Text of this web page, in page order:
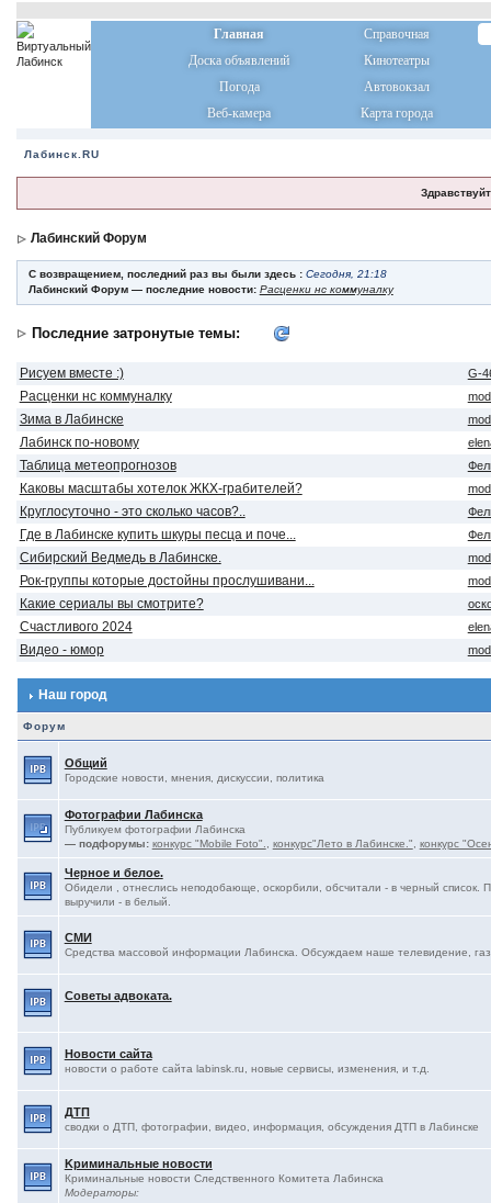
Главная
Справочная
Доска объявлений
Кинотеатры
Погода
Автовокзал
Веб-камера
Карта города
Лабинск.RU
Лабинский Форум
С возвращением, последний раз вы были здесь : Сегодня, 21:18
Лабинский Форум — последние новости: Расценки нс коммуналку
Последние затронутые темы:
Рисуем вместе :) G-
Расценки нс коммуналку
Зима в Лабинске
Лабинск по-новому
Таблица метеопрогнозов
Каковы масштабы хотелок ЖКХ-грабителей?
Круглосуточно - это сколько часов?..
Где в Лабинске купить шкуры песца и поче...
Сибирский Ведмедь в Лабинске.
Рок-группы которые достойны прослушивани...
Какие сериалы вы смотрите?
Счастливого 2024
Видео - юмор
Наш город
Форум
Общий
Городские новости, мнения, дискуссии, политика
Фотографии Лабинска
Публикуем фотографии Лабинска
— подфорумы: конкурс "Mobile Foto". конкурс"Лето в Лабинске." конкурс
Черное и белое.
Обидели , отнеслись неподобающе, оскорбили, обсчитали - в черный список.
выручили - в белый.
СМИ
Средства массовой информации Лабинска. Обсуждаем наше телевидение,
Советы адвоката.
Новости сайта
новости о работе сайта labinsk.ru, новые сервисы, изменения, и т.д.
ДТП
сводки о ДТП, фотографии, видео, информация, обсуждения ДТП в Лабинске
Kриминальные новости
Криминальные новости Следственного Комитета Лабинска
Модераторы: